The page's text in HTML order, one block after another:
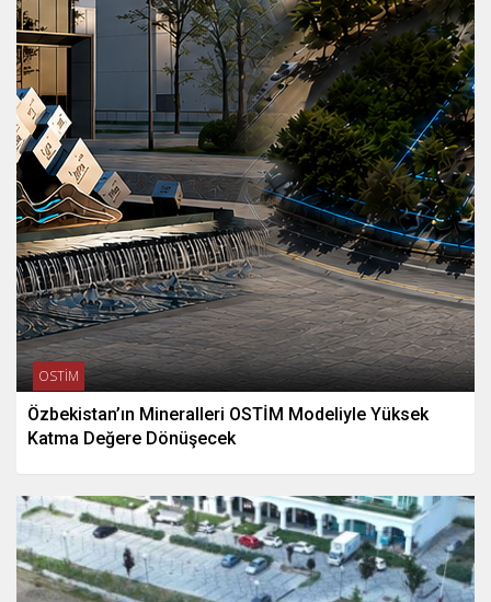
OSTİM
Özbekistan’ın Mineralleri OSTİM Modeliyle Yüksek
Katma Değere Dönüşecek